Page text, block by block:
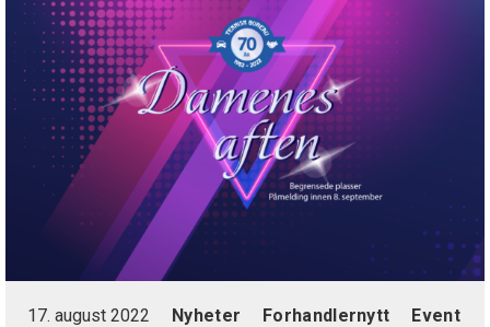
17. august 2022 Nyheter Forhandlernytt Event